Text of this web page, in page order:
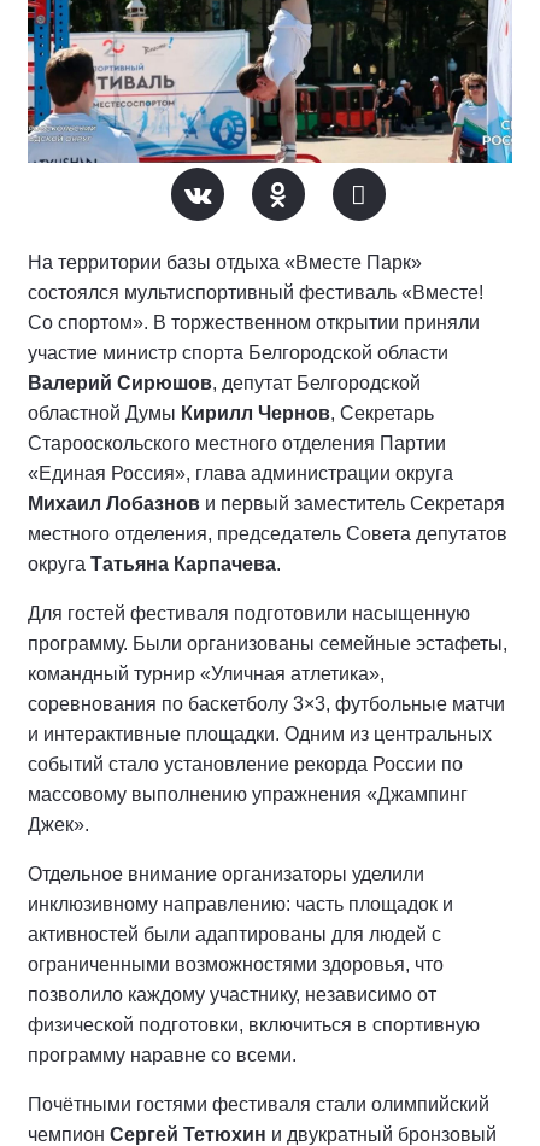
На территории базы отдыха «Вместе Парк»
состоялся мультиспортивный фестиваль «Вместе!
Со спортом». В торжественном открытии приняли
участие министр спорта Белгородской области
Валерий Сирюшов, депутат Белгородской
областной Думы Кирилл Чернов, Секретарь
Старооскольского местного отделения Партии
«Единая Россия», глава администрации округа
Михаил Лобазнов и первый заместитель Секретаря
местного отделения, председатель Совета депутатов
округа Татьяна Карпачева.
Для гостей фестиваля подготовили насыщенную
программу. Были организованы семейные эстафеты,
командный турнир «Уличная атлетика»,
соревнования по баскетболу 3×3, футбольные матчи
и интерактивные площадки. Одним из центральных
событий стало установление рекорда России по
массовому выполнению упражнения «Джампинг
Джек».
Отдельное внимание организаторы уделили
инклюзивному направлению: часть площадок и
активностей были адаптированы для людей с
ограниченными возможностями здоровья, что
позволило каждому участнику, независимо от
физической подготовки, включиться в спортивную
программу наравне со всеми.
Почётными гостями фестиваля стали олимпийский
чемпион Сергей Тетюхин и двукратный бронзовый